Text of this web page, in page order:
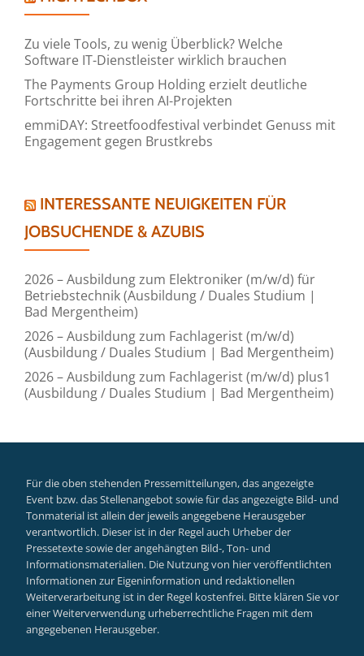
Zu viele Tools, zu wenig Überblick? Welche
Software IT-Dienstleister wirklich brauchen
The Payments Group Holding erzielt deutliche
Fortschritte bei ihren AI-Projekten
emmiDAY: Streetfoodfestival verbindet Genuss mit
Engagement gegen Brustkrebs
INTERESSANTE NEUIGKEITEN FÜR
JOBSUCHENDE & AZUBIS
2026 – Ausbildung zum Elektroniker (m/w/d) für
Betriebstechnik (Ausbildung / Duales Studium |
Bad Mergentheim)
2026 – Ausbildung zum Fachlagerist (m/w/d)
(Ausbildung / Duales Studium | Bad Mergentheim)
2026 – Ausbildung zum Fachlagerist (m/w/d) plus1
(Ausbildung / Duales Studium | Bad Mergentheim)
Für die oben stehenden Pressemitteilungen, das angezeigte
Event bzw. das Stellenangebot sowie für das angezeigte Bild- und
Tonmaterial ist allein der jeweils angegebene Herausgeber
verantwortlich. Dieser ist in der Regel auch Urheber der
Pressetexte sowie der angehängten Bild-, Ton- und
Informationsmaterialien. Die Nutzung von hier veröffentlichten
Informationen zur Eigeninformation und redaktionellen
Weiterverarbeitung ist in der Regel kostenfrei. Bitte klären Sie vor
einer Weiterverwendung urheberrechtliche Fragen mit dem
angegebenen Herausgeber.